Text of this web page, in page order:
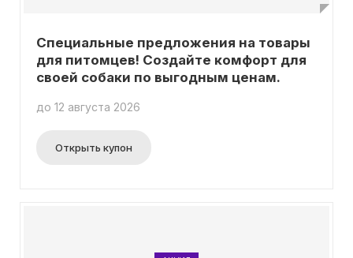
Специальные предложения на товары
для питомцев! Создайте комфорт для
своей собаки по выгодным ценам.
до 12 августа 2026
Открыть купон